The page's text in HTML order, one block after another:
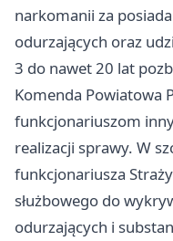
narkomanii za
odurzających oraz
3 do nawet 20 lat
Komenda Powiatowa
funkcjonariuszom
realizacji sprawy. W
funkcjonariusza
służbowego do
odurzających i